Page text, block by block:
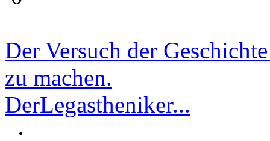
Der Versuch der
zu machen.
DerLegastheniker...